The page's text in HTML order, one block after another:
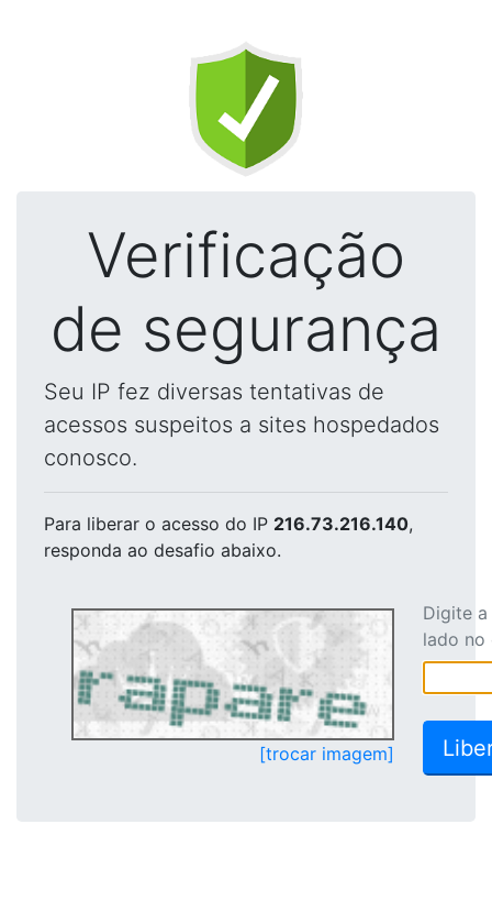
Verificação
de segurança
Seu IP fez diversas tentativas de
acessos suspeitos a sites hospedados
conosco.
Para liberar o acesso do IP 216.73.216.140,
responda ao desafio abaixo.
[trocar imagem]
Digite
lado no